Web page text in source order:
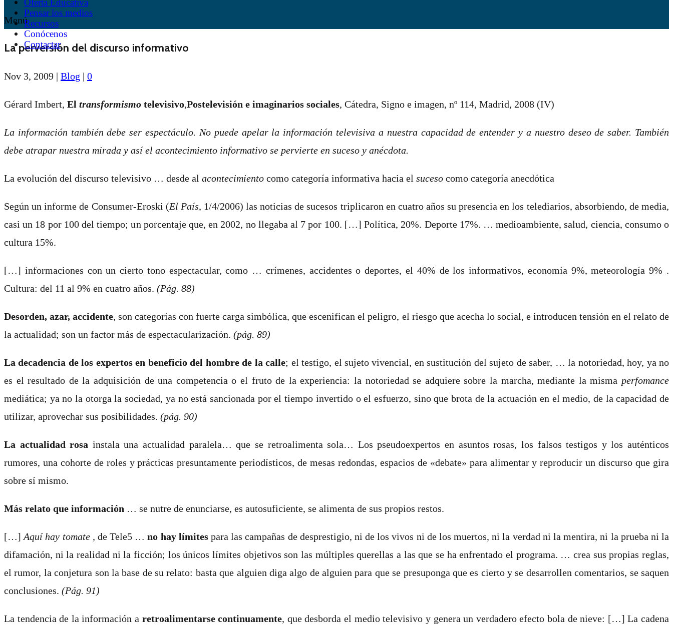
Pensar los medios
Recursos
Conócenos
Contactar
Menú
La perversión del discurso informativo
Nov 3, 2009 | Blog | 0
Gérard Imbert, El transformismo televisivo,Postelevisión e imaginarios sociales, Cátedra, Signo e imagen, nº 114, Madrid, 2008 (IV)
La información también debe ser espectáculo. No puede apelar la información televisiva a nuestra capacidad de entender y a nuestro deseo de saber. También
debe atrapar nuestra mirada y así el acontecimiento informativo se pervierte en suceso y anécdota.
La evolución del discurso televisivo … desde al acontecimiento como categoría informativa hacia el suceso como categoría anecdótica
Según un informe de Consumer-Eroski (El País, 1/4/2006) las noticias de sucesos triplicaron en cuatro años su presencia en los telediarios, absorbiendo, de media,
casi un 18 por 100 del tiempo; un porcentaje que, en 2002, no llegaba al 7 por 100. […] Política, 20%. Deporte 17%. … medioambiente, salud, ciencia, consumo o
cultura 15%.
[…] informaciones con un cierto tono espectacular, como … crímenes, accidentes o deportes, el 40% de los informativos, economía 9%, meteorología 9% .
Cultura: del 11 al 9% en cuatro años. (Pág. 88)
Desorden, azar, accidente, son categorías con fuerte carga simbólica, que escenifican el peligro, el riesgo que acecha lo social, e introducen tensión en el relato de
la actualidad; son un factor más de espectacularización. (pág. 89)
La decadencia de los expertos en beneficio del hombre de la calle; el testigo, el sujeto vivencial, en sustitución del sujeto de saber, … la notoriedad, hoy, ya no
es el resultado de la adquisición de una competencia o el fruto de la experiencia: la notoriedad se adquiere sobre la marcha, mediante la misma perfomance
mediática; ya no la otorga la sociedad, ya no está sancionada por el tiempo invertido o el esfuerzo, sino que brota de la actuación en el medio, de la capacidad de
utilizar, aprovechar sus posibilidades. (pág. 90)
La actualidad rosa instala una actualidad paralela… que se retroalimenta sola… Los pseudoexpertos en asuntos rosas, los falsos testigos y los auténticos
rumores, una cohorte de roles y prácticas presuntamente periodísticos, de mesas redondas, espacios de «debate» para alimentar y reproducir un discurso que gira
sobre sí mismo.
Más relato que información … se nutre de enunciarse, es autosuficiente, se alimenta de sus propios restos.
[…]Aquí hay tomate , de Tele5 …no hay límitespara las campañas de desprestigio, ni de los vivos ni de los muertos, ni la verdad ni la mentira, ni la prueba ni la
difamación, ni la realidad ni la ficción; los únicos límites objetivos son las múltiples querellas a las que se ha enfrentado el programa. … crea sus propias reglas,
el rumor, la conjetura son la base de su relato: basta que alguien diga algo de alguien para que se presuponga que es cierto y se desarrollen comentarios, se saquen
conclusiones. (Pág. 91)
La tendencia de la información a retroalimentarse continuamente, que desborda el medio televisivo y genera un verdadero efecto bola de nieve: […] La cadena